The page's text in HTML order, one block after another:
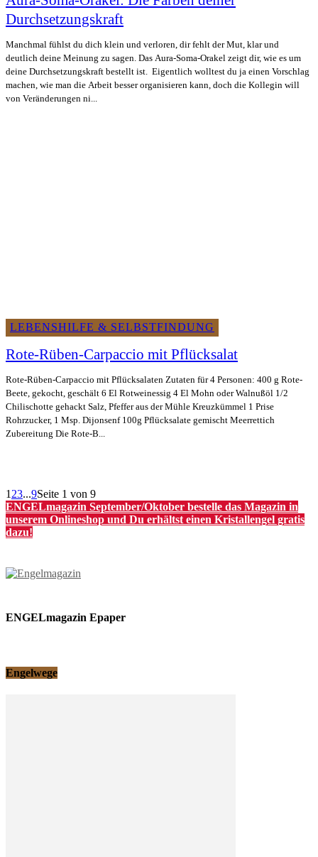
Durchsetzungskraft
Manchmal fühlst du dich klein und verloren, dir fehlt der Mut, klar und
deutlich deine Meinung zu sagen. Das Aura-Soma-Orakel zeigt dir, wie es um
deine Durchsetzungskraft bestellt ist. Eigentlich wolltest du ja einen Vorschlag
machen, wie man die Arbeit besser organisieren kann, doch die Kollegin will
von Veränderungen ni...
LEBENSHILFE & SELBSTFINDUNG
Rote-Rüben-Carpaccio mit Pflücksalat
Rote-Rüben-Carpaccio mit Pflücksalaten Zutaten für 4 Personen: 400 g Rote-
Beete, gekocht, geschält 6 El Rotweinessig 4 El Mohn oder Walnußöl 1/2
Chilischotte gehackt Salz, Pfeffer aus der Mühle Kreuzkümmel 1 Prise
Rohrzucker, 1 Msp. Dijonsenf 100g Pflücksalate gemischt Meerrettich
Zubereitung Die Rote-B...
1 23...9Seite 1 von 9
ENGELmagazin September/Oktober bestelle das Magazin in
unserem Onlineshop und Du erhältst einen Kristallengel gratis
dazu!
ENGELmagazin Epaper
Engelwege